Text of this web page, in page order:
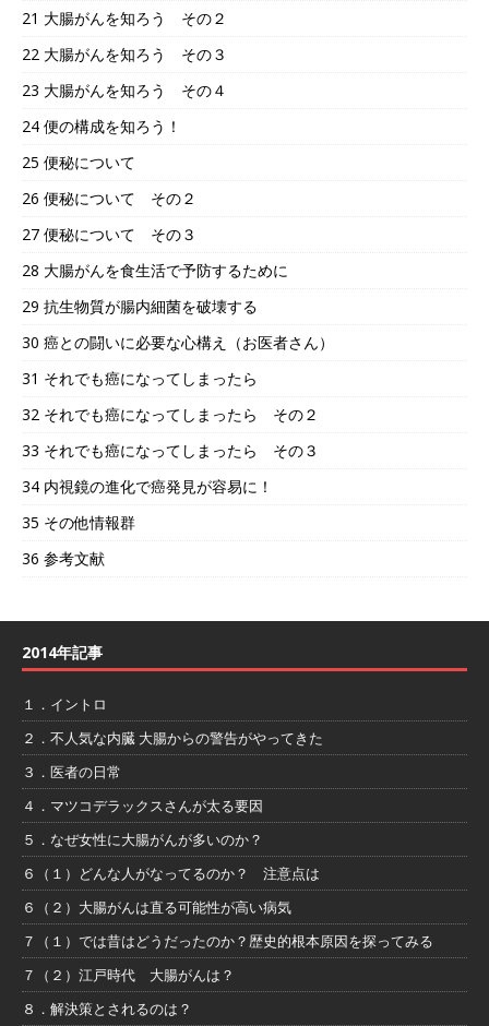
21 大腸がんを知ろう その２
22 大腸がんを知ろう その３
23 大腸がんを知ろう その４
24 便の構成を知ろう！
25 便秘について
26 便秘について その２
27 便秘について その３
28 大腸がんを食生活で予防するために
29 抗生物質が腸内細菌を破壊する
30 癌との闘いに必要な心構え（お医者さん）
31 それでも癌になってしまったら
32 それでも癌になってしまったら その２
33 それでも癌になってしまったら その３
34 内視鏡の進化で癌発見が容易に！
35 その他情報群
36 参考文献
2014年記事
１．イントロ
２．不人気な内臓 大腸からの警告がやってきた
３．医者の日常
４．マツコデラックスさんが太る要因
５．なぜ女性に大腸がんが多いのか？
６（１）どんな人がなってるのか？ 注意点は
６（２）大腸がんは直る可能性が高い病気
７（１）では昔はどうだったのか？歴史的根本原因を探ってみる
７（２）江戸時代 大腸がんは？
８．解決策とされるのは？